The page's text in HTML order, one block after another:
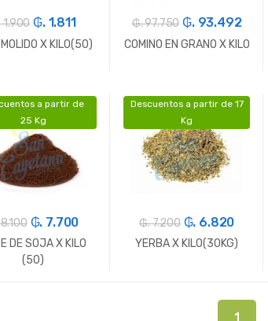
1.900 ₲. 1.811
X KILO(50)
Gr. +
₲. 97.750 ₲. 93.492
COMINO EN GRANO X KILO
- Gr. +
a partir de
25 Kg
₲. 7.700
DE SOJA X KILO
(50)
Descuentos a partir de 17
Kg
₲. 7.200 ₲. 6.820
YERBA X KILO(30KG)
1